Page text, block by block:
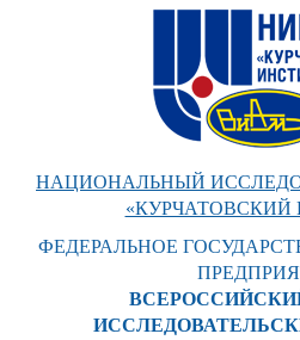
НАЦИОНАЛЬНЫЙ
«КУРЧАТОВСКИЙ
ФЕДЕРАЛЬНОЕ